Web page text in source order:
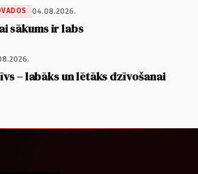
04.08.2026.
sākums ir labs
– labāks un lētāks dzīvošanai